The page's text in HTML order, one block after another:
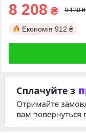
8 208 ₴ 9 120 ₴
Економія 912 ₴